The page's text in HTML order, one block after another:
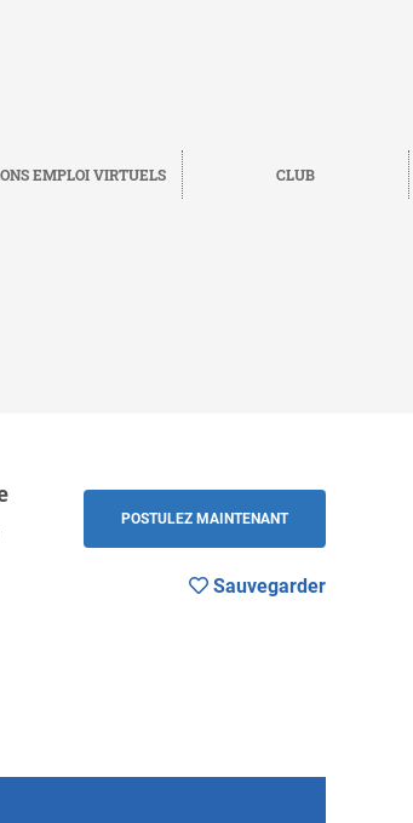
EMPLOI VIRTUELS CLUB
POSTULEZ MAINTENANT
Sauvegarder